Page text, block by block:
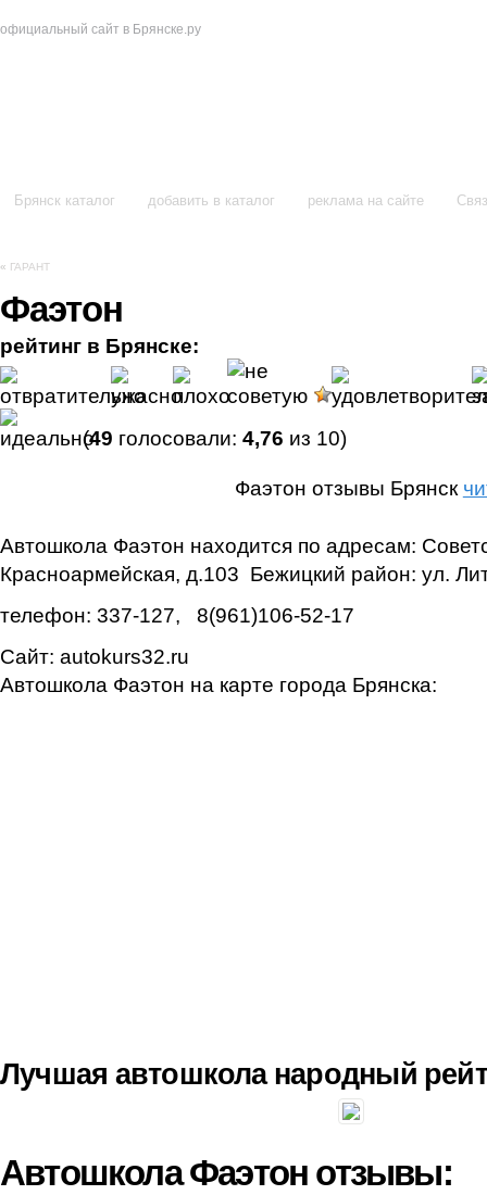
официальный сайт в Брянске.ру
Брянск каталог добавить в каталог реклама на сайте
« ГАРАНТ
Фаэтон
рейтинг в Брянске:
(49 голосовали: 4,76 из 10)
Фаэтон отзывы Брянск
Автошкола Фаэтон находится по адресам:
Красноармейская, д.103 Бежицкий район: ул.
телефон: 337-127, 8(961)106-52-17
Сайт: autokurs32.ru
Автошкола Фаэтон на карте города Брянска:
Лучшая автошкола народный
Автошкола Фаэтон отзывы: